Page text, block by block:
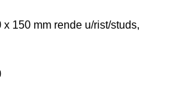
150 mm rende u/rist/studs,